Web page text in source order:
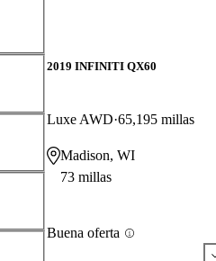
2019 INFINITI QX60
Luxe AWD 65,195 millas
Madison, WI
73 millas
Buena oferta